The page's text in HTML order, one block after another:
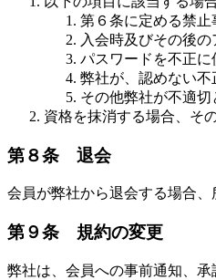
第６条に定める禁
入会時及びその後
パスワードを不正
弊社が、認めない
その他弊社が不適
資格を抹消する場合、そ
第８条 退会
会員が弊社から退会する場合
第９条 規約の変更
弊社は、会員への事前通知、